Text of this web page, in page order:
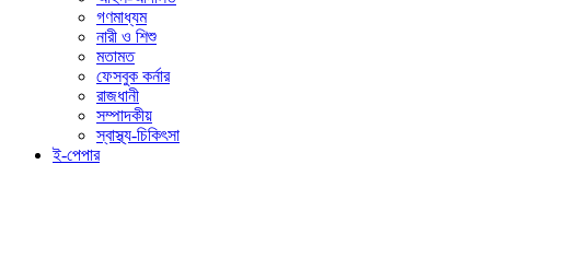
গণমাধ্যম
নারী ও শিশু
মতামত
ফেসবুক কর্নার
রাজধানী
সম্পাদকীয়
স্বাস্থ্য-চিকিৎসা
ই-পেপার